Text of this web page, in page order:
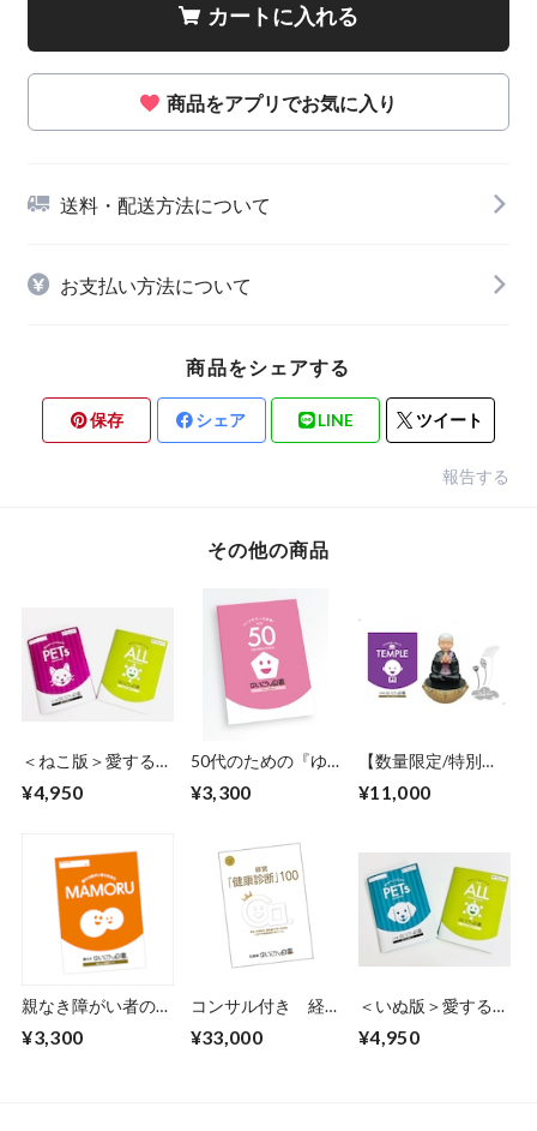
カートに入れる
商品をアプリでお気に入り
送料・配送方法について
お支払い方法について
商品をシェアする
保存 シェア LINE ツイート
報告する
その他の商品
＜ねこ版＞愛するペ
ごん白書®』+『ゆ
¥4,950
50代のための『ゆ
¥3,300
【数量限定/特別価
お坊さん(般若心経)
¥11,000
親なき障がい者の未
いごん白書』
¥3,300
コンサル付き 経営
社長版『ゆいごん白
¥33,000
＜いぬ版＞愛するペ
ごん白書®』＋『ゆ
¥4,950